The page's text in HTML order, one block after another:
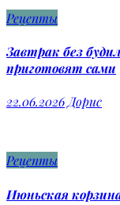
Рецепты
Завтрак без
приготовят сами
22.06.2026Дорис
Рецепты
Июньская